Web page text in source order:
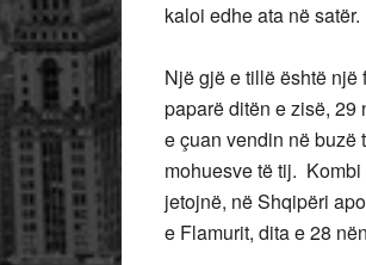
kaloi edhe ata në satër.
Një gjë e tillë është një
paparë ditën e zisë,
e çuan vendin në buzë
mohuesve të tij.
jetojnë, në Shqipëri
e Flamurit, dita e 28